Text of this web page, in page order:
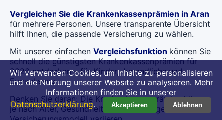
Vergleichen Sie die Krankenkassenprämien in Aran
für mehrere Personen. Unsere transparente Übersicht
hilft Ihnen, die passende Versicherung zu wählen.
Mit unserer einfachen Vergleichsfunktion können Sie
schnell die günstigsten Krankenkassenprämien für
2026 entdecken – für Kinder, Jugendliche und
Erwachsene.
Denken Sie daran: Die Krankenkassenprämien können
je nach Alter, Gesundheitszustand und gewähltem
Wir verwenden Cookies, um Inhalte zu personalisieren
und die Nutzung unserer Website zu analysieren. Mehr
Informationen finden Sie in unserer
Datenschutzerklärung. Akzeptieren Ablehnen